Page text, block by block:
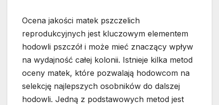
Ocena jakości matek pszczelich
reprodukcyjnych jest kluczowym elementem
hodowli pszczół i może mieć znaczący wpływ
na wydajność całej kolonii. Istnieje kilka metod
oceny matek, które pozwalają hodowcom na
selekcję najlepszych osobników do dalszej
hodowli. Jedną z podstawowych metod jest